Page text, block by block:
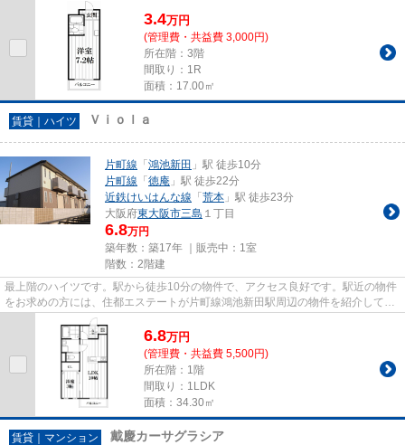
3.4万円
(管理費・共益費 3,000円)
所在階：3階
間取り：1R
面積：17.00㎡
賃貸｜ハイツ Ｖｉｏｌａ
片町線 「 鴻池新田 」駅 徒歩10分
片町線 「 徳庵 」駅 徒歩22分
近鉄けいはんな線 「 荒本 」駅 徒歩23分
大阪府東大阪市三島 １丁目
6.8万円
築年数：築17年 ｜販売中： 1室
階数：2階建
最上階のハイツです。駅から徒歩10分の物件で、アクセス良好です。駅近の物件
をお求めの方には、住都エステートが片町線鴻池新田駅周辺の物件を紹介してお
6.8万円
(管理費・共益費 5,500円)
所在階：1階
間取り：1LDK
面積：34.30㎡
賃貸｜マンション 戴慶カーサグラシア